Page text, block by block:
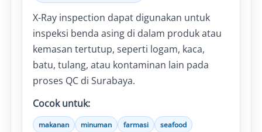
X-Ray inspection dapat digunakan untuk
inspeksi benda asing di dalam produk atau
kemasan tertutup, seperti logam, kaca,
batu, tulang, atau kontaminan lain pada
proses QC di Surabaya.
Cocok untuk:
makanan minuman farmasi
seafood